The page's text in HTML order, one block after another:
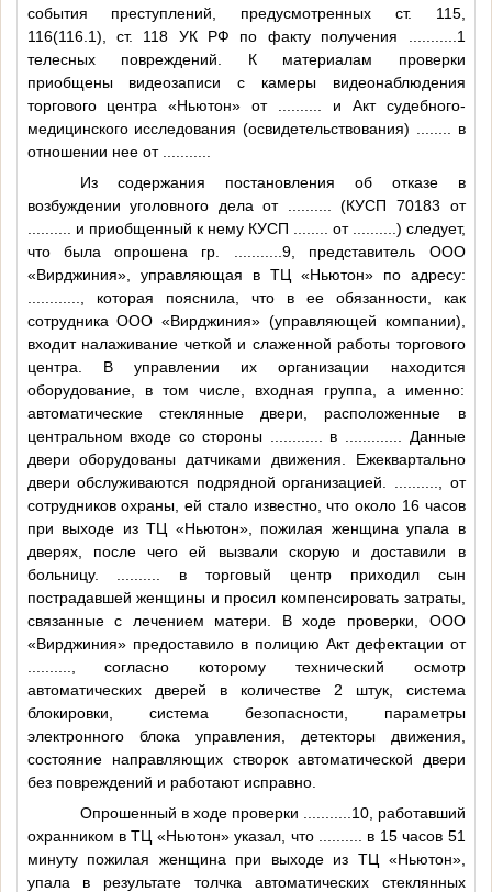
события преступлений, предусмотренных ст. 115,
116(116.1), ст. 118 УК РФ по факту получения
...........1
телесных повреждений. К материалам проверки
приобщены видеозаписи с камеры видеонаблюдения
торгового центра «Ньютон» от
и Акт судебного-
медицинского исследования (освидетельствования)
в
отношении нее от
Из содержания постановления об отказе в
возбуждении уголовного дела от
(КУСП 70183 от
и приобщенный к нему КУСП от
) следует,
что была опрошена гр.
...........9, представитель ООО
«Вирджиния», управляющая в ТЦ «Ньютон» по адресу:
, которая пояснила, что в ее обязанности, как
сотрудника ООО «Вирджиния» (управляющей компании),
входит налаживание четкой и слаженной работы торгового
центра. В управлении их организации находится
оборудование, в том числе, входная группа, а именно:
автоматические стеклянные двери, расположенные в
центральном входе со стороны
в
. Данные
двери оборудованы датчиками движения. Ежеквартально
двери обслуживаются подрядной организацией.
, от
сотрудников охраны, ей стало известно, что около 16 часов
при выходе из ТЦ «Ньютон», пожилая женщина упала в
дверях, после чего ей вызвали скорую и доставили в
больницу.
в торговый центр приходил сын
пострадавшей женщины и просил компенсировать затраты,
связанные с лечением матери. В ходе проверки, ООО
«Вирджиния» предоставило в полицию Акт дефектации от
, согласно которому технический осмотр
автоматических дверей в количестве 2 штук, система
блокировки, система безопасности, параметры
электронного блока управления, детекторы движения,
состояние направляющих створок автоматической двери
без повреждений и работают исправно.
Опрошенный в ходе проверки
...........10, работавший
охранником в ТЦ «Ньютон» указал, что
в 15 часов 51
минуту пожилая женщина при выходе из ТЦ «Ньютон»,
упала в результате толчка автоматических стеклянных